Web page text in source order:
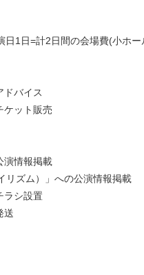
1日=計2日間の会場費(小ホー
ドバイス
ケット販売
情報掲載
ズム）」への公演情報掲載
ラシ設置
送